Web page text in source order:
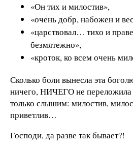
«Он тих и милостив»,
«очень добр, набожен и
«царствовал… тихо и
безмятежно»,
«кроток, ко всем очень
Сколько боли вынесла эта
ничего, НИЧЕГО не
только слышим: милостив,
приветлив…
Господи, да разве так бывает?!